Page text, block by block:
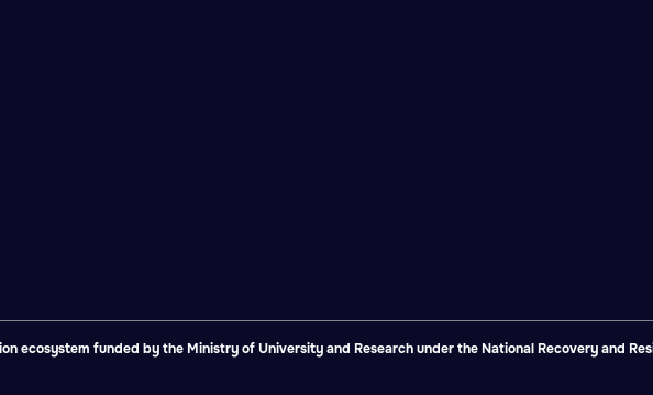
ecosystem funded by the Ministry of University and Research under the National Recovery and